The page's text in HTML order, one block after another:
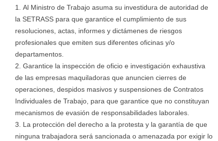
Al Ministro de Trabajo asuma su investidura de autoridad de
la SETRASS para que garantice el cumplimiento de sus
resoluciones, actas, informes y dictámenes de riesgos
profesionales que emiten sus diferentes oficinas y/o
departamentos.
Garantice la inspección de oficio e investigación exhaustiva
de las empresas maquiladoras que anuncien cierres de
operaciones, despidos masivos y suspensiones de Contratos
Individuales de Trabajo, para que garantice que no constituyan
mecanismos de evasión de responsabilidades laborales.
La protección del derecho a la protesta y la garantía de que
ninguna trabajadora será sancionada o amenazada por exigir lo